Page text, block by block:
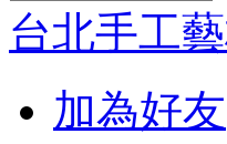
台北手工
加為好友